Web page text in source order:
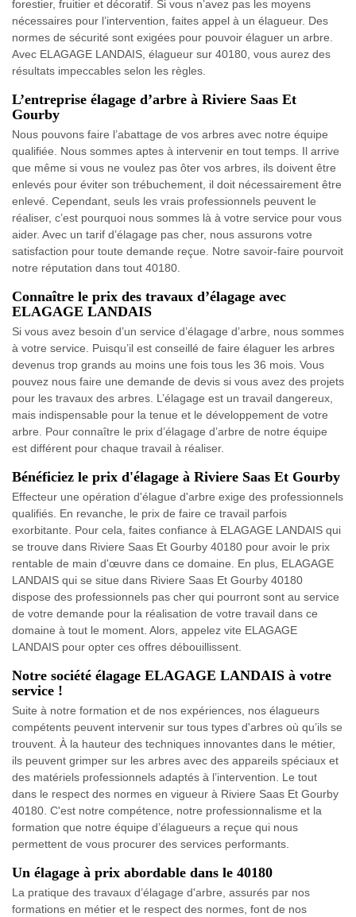
forestier, fruitier et décoratif. Si vous n’avez pas les moyens
nécessaires pour l’intervention, faites appel à un élagueur. Des
normes de sécurité sont exigées pour pouvoir élaguer un arbre.
Avec ELAGAGE LANDAIS, élagueur sur 40180, vous aurez des
résultats impeccables selon les règles.
L’entreprise élagage d’arbre à Riviere Saas Et
Gourby
Nous pouvons faire l’abattage de vos arbres avec notre équipe
qualifiée. Nous sommes aptes à intervenir en tout temps. Il arrive
que même si vous ne voulez pas ôter vos arbres, ils doivent être
enlevés pour éviter son trébuchement, il doit nécessairement être
enlevé. Cependant, seuls les vrais professionnels peuvent le
réaliser, c’est pourquoi nous sommes là à votre service pour vous
aider. Avec un tarif d’élagage pas cher, nous assurons votre
satisfaction pour toute demande reçue. Notre savoir-faire pourvoit
notre réputation dans tout 40180.
Connaître le prix des travaux d’élagage avec
ELAGAGE LANDAIS
Si vous avez besoin d’un service d’élagage d’arbre, nous sommes
à votre service. Puisqu’il est conseillé de faire élaguer les arbres
devenus trop grands au moins une fois tous les 36 mois. Vous
pouvez nous faire une demande de devis si vous avez des projets
pour les travaux des arbres. L’élagage est un travail dangereux,
mais indispensable pour la tenue et le développement de votre
arbre. Pour connaître le prix d’élagage d’arbre de notre équipe
est différent pour chaque travail à réaliser.
Bénéficiez le prix d'élagage à Riviere Saas Et Gourby
Effecteur une opération d'élague d'arbre exige des professionnels
qualifiés. En revanche, le prix de faire ce travail parfois
exorbitante. Pour cela, faites confiance à ELAGAGE LANDAIS qui
se trouve dans Riviere Saas Et Gourby 40180 pour avoir le prix
rentable de main d'œuvre dans ce domaine. En plus, ELAGAGE
LANDAIS qui se situe dans Riviere Saas Et Gourby 40180
dispose des professionnels pas cher qui pourront sont au service
de votre demande pour la réalisation de votre travail dans ce
domaine à tout le moment. Alors, appelez vite ELAGAGE
LANDAIS pour opter ces offres débouillissent.
Notre société élagage ELAGAGE LANDAIS à votre
service !
Suite à notre formation et de nos expériences, nos élagueurs
compétents peuvent intervenir sur tous types d'arbres où qu’ils se
trouvent. À la hauteur des techniques innovantes dans le métier,
ils peuvent grimper sur les arbres avec des appareils spéciaux et
des matériels professionnels adaptés à l’intervention. Le tout
dans le respect des normes en vigueur à Riviere Saas Et Gourby
40180. C'est notre compétence, notre professionnalisme et la
formation que notre équipe d’élagueurs a reçue qui nous
permettent de vous procurer des services performants.
Un élagage à prix abordable dans le 40180
La pratique des travaux d’élagage d'arbre, assurés par nos
formations en métier et le respect des normes, font de nos